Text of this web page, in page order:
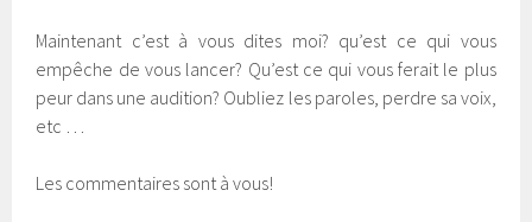
Maintenant c’est à vous dites moi? qu’est ce qui vous
empêche de vous lancer? Qu’est ce qui vous ferait le plus
peur dans une audition? Oubliez les paroles, perdre sa voix,
etc …
Les commentaires sont à vous!